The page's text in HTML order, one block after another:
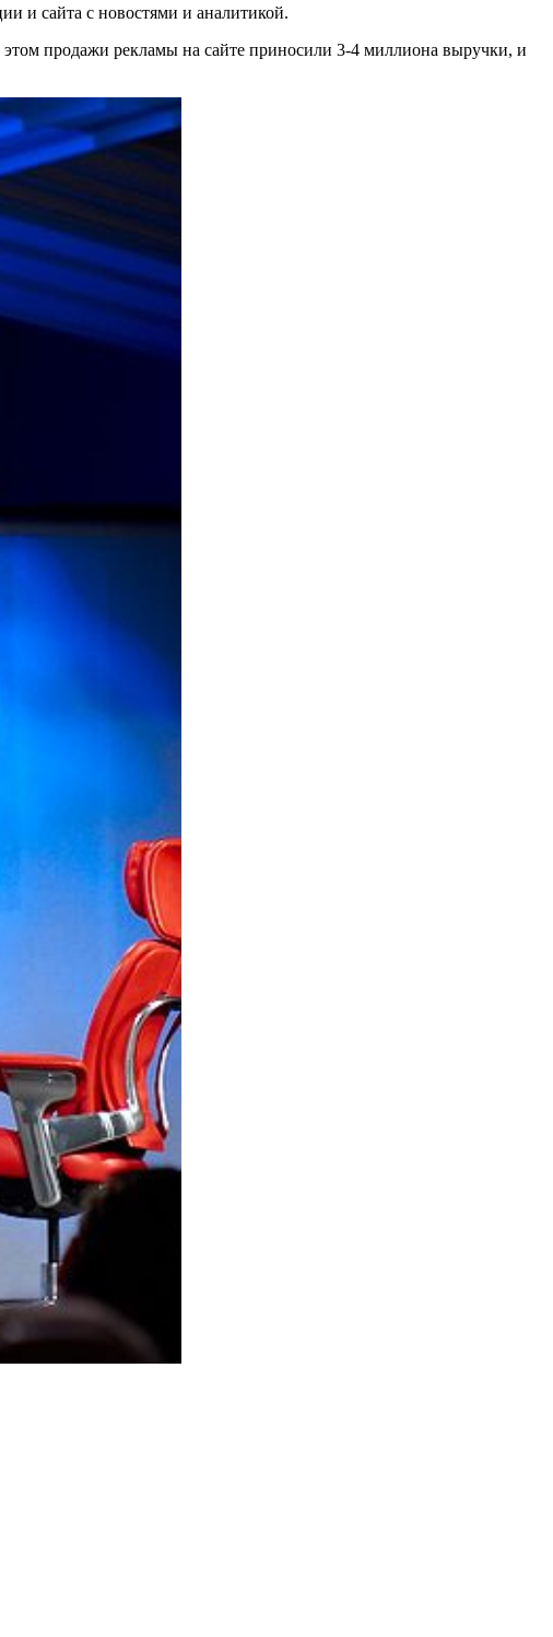
и сайта с новостями и аналитикой.
продажи рекламы на сайте приносили 3-4 миллиона выручки, и